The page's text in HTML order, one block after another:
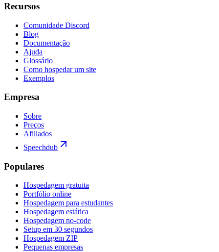
Recursos
Comunidade Discord
Blog
Documentação
Ajuda
Glossário
Como hospedar um site
Exemplos
Empresa
Sobre
Preços
Afiliados
Speechdub
Populares
Hospedagem gratuita
Portfólio online
Hospedagem para estudantes
Hospedagem estática
Hospedagem no-code
Setup em 30 segundos
Hospedagem ZIP
Pequenas empresas